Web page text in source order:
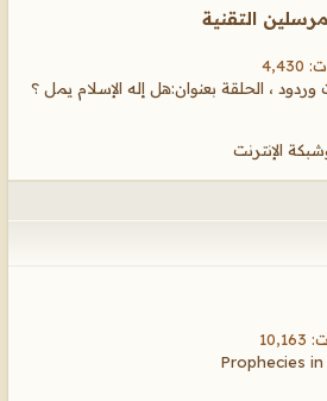
التقنية
وردود ، الحلقة بعنوان:هل إله الإسلام يمل ؟
الإنترنت
Prophecies